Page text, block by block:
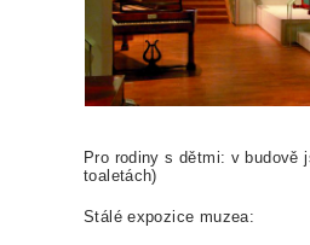
Pro rodiny s dětmi: v
toaletách)
Stálé expozice muzea: